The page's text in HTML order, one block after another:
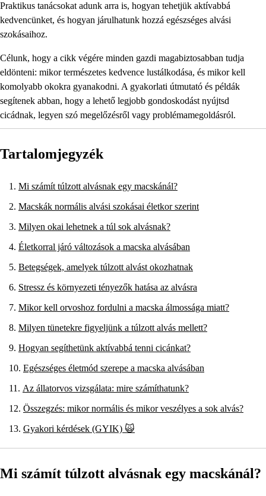
Praktikus tanácsokat adunk arra is, hogyan tehetjük aktívabbá
kedvencünket, és hogyan járulhatunk hozzá egészséges alvási
szokásaihoz.
Célunk, hogy a cikk végére minden gazdi magabiztosabban tudja
eldönteni: mikor természetes kedvence lustálkodása, és mikor kell
komolyabb okokra gyanakodni. A gyakorlati útmutató és példák
segítenek abban, hogy a lehető legjobb gondoskodást nyújtsd
cicádnak, legyen szó megelőzésről vagy problémamegoldásról.
Tartalomjegyzék
Mi számít túlzott alvásnak egy macskánál?
Macskák normális alvási szokásai életkor szerint
Milyen okai lehetnek a túl sok alvásnak?
Életkorral járó változások a macska alvásában
Betegségek, amelyek túlzott alvást okozhatnak
Stressz és környezeti tényezők hatása az alvásra
Mikor kell orvoshoz fordulni a macska álmossága miatt?
Milyen tünetekre figyeljünk a túlzott alvás mellett?
Hogyan segíthetünk aktívabbá tenni cicánkat?
Egészséges életmód szerepe a macska alvásában
Az állatorvos vizsgálata: mire számíthatunk?
Összegzés: mikor normális és mikor veszélyes a sok alvás?
Gyakori kérdések (GYIK) 🙀
Mi számít túlzott alvásnak egy macskánál?